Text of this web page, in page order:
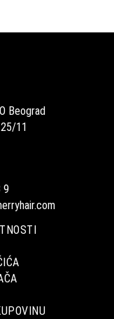
Beograd
11
9